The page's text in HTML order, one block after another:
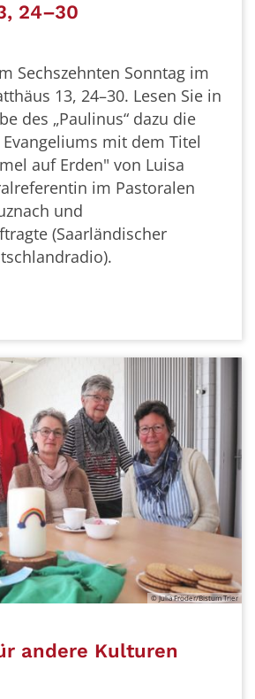
24–30
Sechszehnten Sonntag im
13, 24–30. Lesen Sie in
des „Paulinus“ dazu die
mit dem Titel
auf Erden" von Luisa
im Pastoralen
und
(Saarländischer
© Julia Fröder/Bistum Trier
andere Kulturen